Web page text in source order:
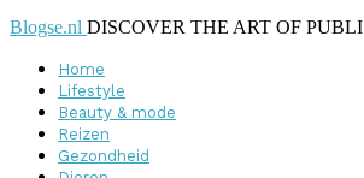
Blogse.nl DISCOVER THE ART OF
Home
Lifestyle
Beauty & mode
Reizen
Gezondheid